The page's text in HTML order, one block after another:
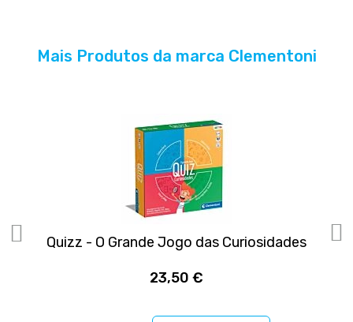
Mais Produtos da marca Clementoni
Quizz - O Grande Jogo das Curiosidades
23,50 €